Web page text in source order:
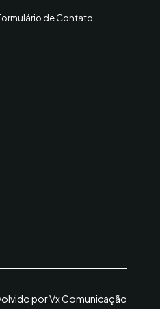
de Contato
por Vx Comunicação